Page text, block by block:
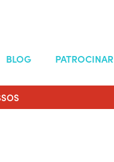
BLOG PATROCINAR